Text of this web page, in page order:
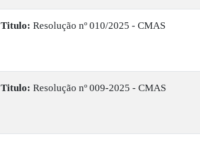
Titulo: ​Resolução nº 010/2025 - CMAS
Titulo: ​Resolução nº 009-2025 - CMAS